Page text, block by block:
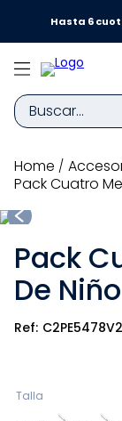
Hasta 6
Buscar...
Pack Cuatro
Pack
De
Talla
TÉRMINOS MÁS
1.
zapatillas niña
2.
3.
medias
4.
sandalias